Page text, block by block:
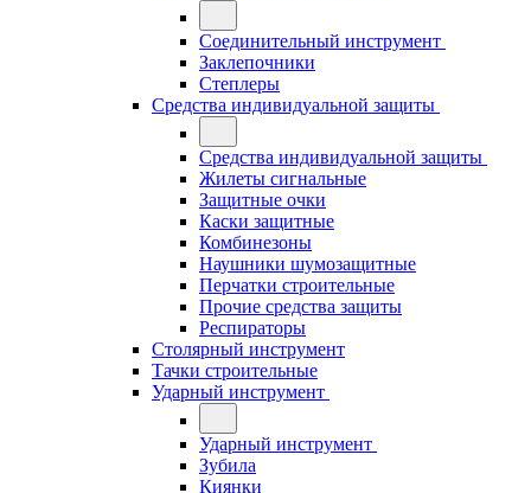
Соединительный инструмент
Заклепочники
Степлеры
Средства индивидуальной защиты
Средства индивидуальной защиты
Жилеты сигнальные
Защитные очки
Каски защитные
Комбинезоны
Наушники шумозащитные
Перчатки строительные
Прочие средства защиты
Респираторы
Столярный инструмент
Тачки строительные
Ударный инструмент
Ударный инструмент
Зубила
Киянки